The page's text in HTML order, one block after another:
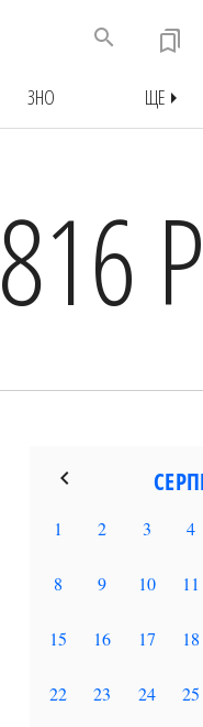
bookmarks
search
ЗНО ЩЕarrow_right